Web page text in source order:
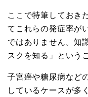
ここで特筆しておき
てこれらの発症率が
ではありません。知
スクを知る」という
子宮癌や糖尿病など
しているケースが多